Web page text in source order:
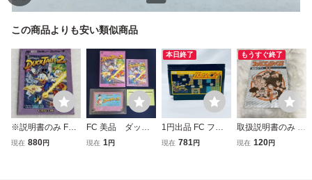
この商品よりも安い類似商品
※説明書のみ FC
ダックテイルズ2
現在 880円
FC 美品 ダック
テイルズ2 箱説付
現在 1円
本日終了
1円出品 FC ファ
ミコンソフト バト
現在 781円
もうすぐ終了
取扱説明書のみ F
C ファミコン最強
現在 120円